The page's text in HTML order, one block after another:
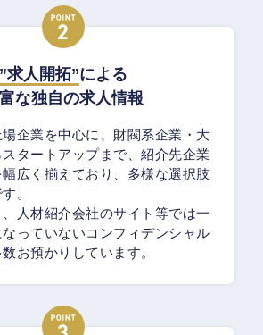
”求人開拓”による
な独自の求人情報
企業を中心に、財閥系企業・大
タートアップまで、紹介先企業
広く揃えており、多様な選択肢
。
人材紹介会社のサイト等では一
っていないコンフィデンシャル
お預かりしています。